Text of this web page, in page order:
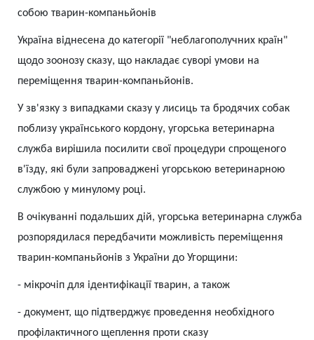
собою тварин-компаньйонів
Україна віднесена до категорії "неблагополучних країн"
щодо зоонозу сказу, що накладає суворі умови на
переміщення тварин-компаньйонів.
У зв'язку з випадками сказу у лисиць та бродячих собак
поблизу українського кордону, угорська ветеринарна
служба вирішила посилити свої процедури спрощеного
в'їзду, які були запроваджені угорською ветеринарною
службою у минулому році.
В очікуванні подальших дій, угорська ветеринарна служба
розпорядилася передбачити можливість переміщення
тварин-компаньйонів з України до Угорщини:
- мікрочіп для ідентифікації тварин, а також
- документ, що підтверджує проведення необхідного
профілактичного щеплення проти сказу